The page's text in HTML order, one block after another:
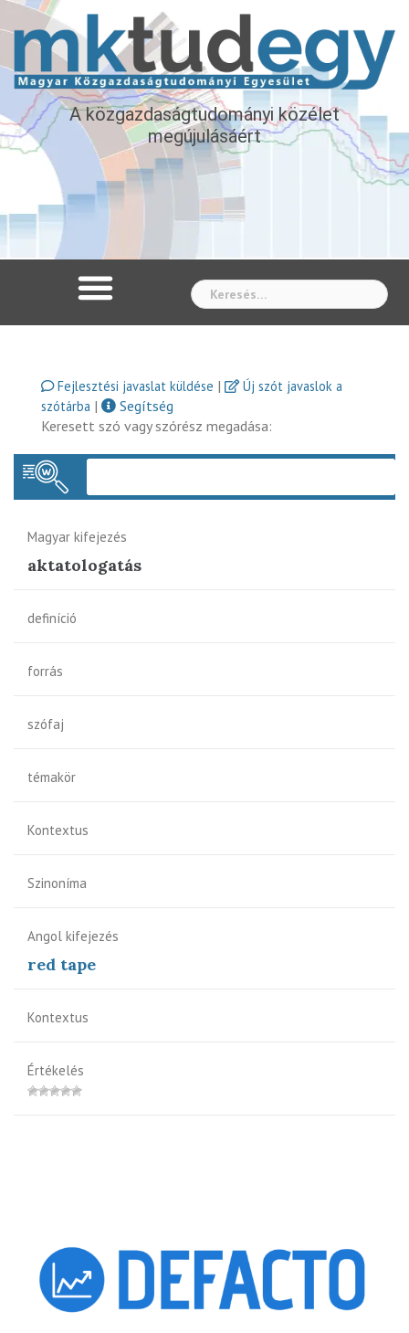
A közgazdaságtudományi közélet
megújulásáért
Fejlesztési javaslat küldése |
Új szót javaslok a
szótárba |
Segítség
Keresett szó vagy szórész megadása:
Magyar kifejezés
aktatologatás
definíció
forrás
szófaj
témakör
Kontextus
Szinoníma
Angol kifejezés
red tape
Kontextus
Értékelés